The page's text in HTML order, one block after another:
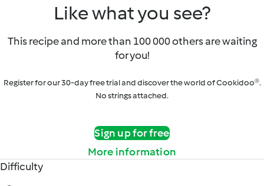
Like what you see?
This recipe and more than 100 000 others are waiting
for you!
Register for our 30-day free trial and discover the world of Cookidoo®.
No strings attached.
Sign up for free
More information
Difficulty